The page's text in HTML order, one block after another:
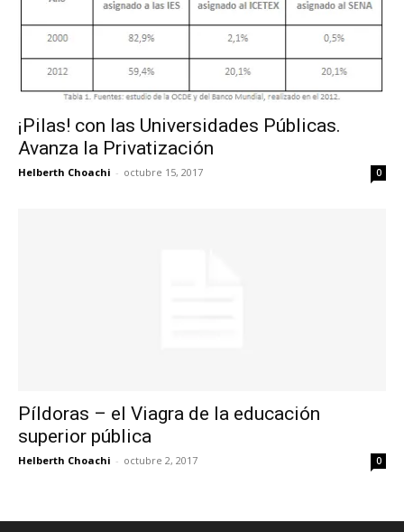
¡Pilas! con las Universidades Públicas.
Avanza la Privatización
Helberth Choachi - octubre 15, 2017 0
Píldoras – el Viagra de la educación
superior pública
Helberth Choachi - octubre 2, 2017 0